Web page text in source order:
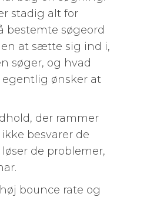
stadig alt for
bestemte søgeord
at sætte sig ind i,
søger, og hvad
ønsker at
der rammer
besvarer de
de problemer,
bounce rate og